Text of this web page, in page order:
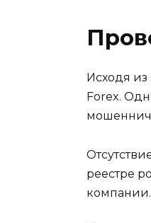
Исходя
Forex.
реестре
компании.